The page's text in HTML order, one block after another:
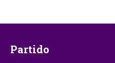
Partido